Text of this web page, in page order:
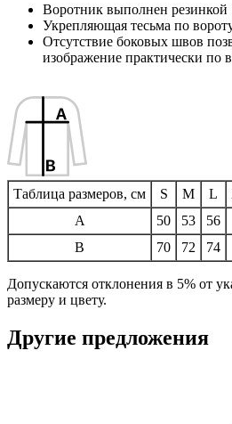
Воротник выполнен резинкой
Укрепляющая тесьма по
Отсутствие боковых швов
изображение практически по
Таблица размеров, см S M L
A
50 53 56
B
70 72 74
Допускаются отклонения в 5% от
размеру и цвету.
Другие предложения